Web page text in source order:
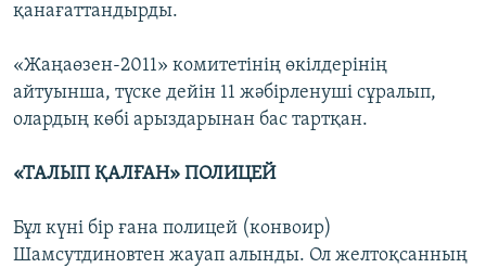
қанағаттандырды.
«Жаңаөзен-2011» комитетінің өкілдерінің
айтуынша, түске дейін 11 жәбірленуші сұралып,
олардың көбі арыздарынан бас тартқан.
«ТАЛЫП ҚАЛҒАН» ПОЛИЦЕЙ
Бұл күні бір ғана полицей (конвоир)
Шамсутдиновтен жауап алынды. Ол желтоқсанның